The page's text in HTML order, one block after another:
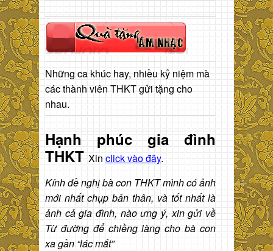
Những ca khúc hay, nhiều kỷ niệm mà
các thành viên THKT gửi tặng cho
nhau.
Hạnh phúc gia đình
THKT Xin click vào đây.
Kính đề nghị bà con THKT mình có ảnh
mới nhất chụp bản thân, và tốt nhất là
ảnh cả gia đình, nào ưng ý, xin gửi về
Từ đường để chiềng làng cho bà con
xa gần “lác mắt”